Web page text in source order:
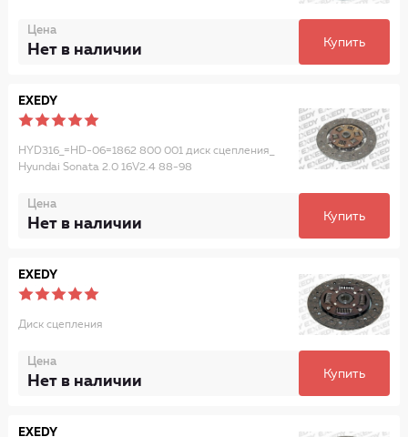
Цена
Нет в наличии Купить
EXEDY
HYD316_=HD-06=1862 800 001 диск сцепления_
Hyundai Sonata 2.0 16V2.4 88-98
Цена
Нет в наличии Купить
EXEDY
Диск сцепления
Цена
Нет в наличии Купить
EXEDY